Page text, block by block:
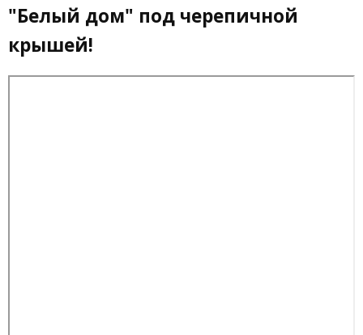
"Белый дом" под черепичной
крышей!